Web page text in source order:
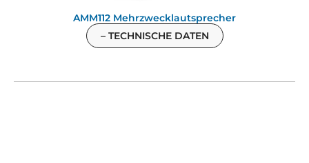
AMM112 Mehrzwecklautsprecher
– TECHNISCHE DATEN